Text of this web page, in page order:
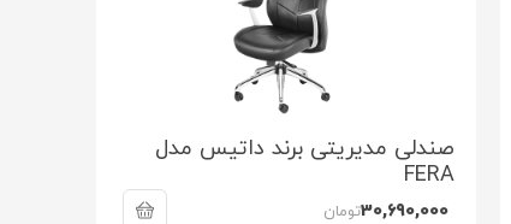
صندلی مدیریتی برند داتیس مدل
FERA
30,690,000تومان